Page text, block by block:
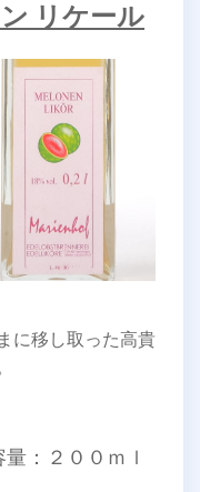
リケール
に移し取った高貴
：２００ｍｌ